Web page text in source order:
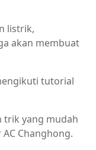
listrik,
akan membuat
tutorial
trik yang mudah
Changhong.